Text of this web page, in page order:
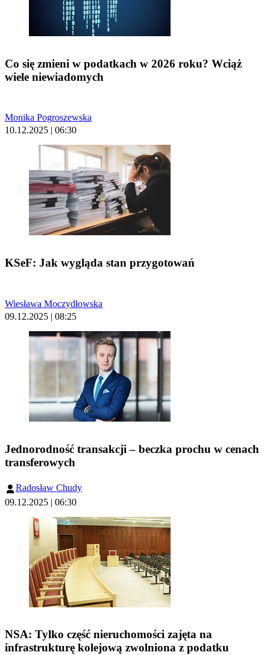
Co się zmieni w podatkach w 2026 roku? Wciąż
wiele niewiadomych
Monika Pogroszewska
10.12.2025 | 06:30
KSeF: Jak wygląda stan przygotowań
Wiesława Moczydłowska
09.12.2025 | 08:25
Jednorodność transakcji – beczka prochu w cenach
transferowych
Radosław Chudy
09.12.2025 | 06:30
NSA: Tylko część nieruchomości zajęta na
infrastrukturę kolejową zwolniona z podatku